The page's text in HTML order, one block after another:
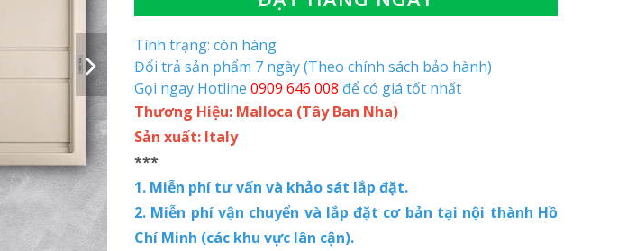
Tình trạng: còn hàng
Đổi trả sản phẩm 7 ngày (Theo chính sách bảo hành)
Gọi ngay Hotline 0909 646 008 để có giá tốt nhất
Thương Hiệu: Malloca (Tây Ban Nha)
Sản xuất: Italy
***
1. Miễn phí tư vấn và khảo sát lắp đặt.
2. Miễn phí vận chuyển và lắp đặt cơ bản tại nội thành Hồ
Chí Minh (các khu vực lân cận).